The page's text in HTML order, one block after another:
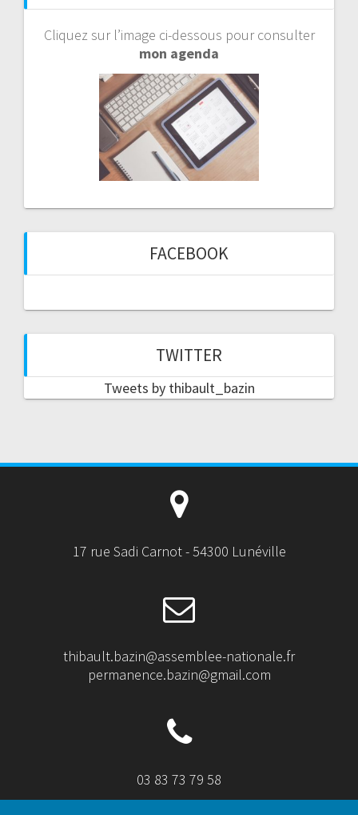
Cliquez sur l’image ci-dessous pour consulter
mon agenda
FACEBOOK
TWITTER
Tweets by thibault_bazin
17 rue Sadi Carnot - 54300 Lunéville
thibault.bazin@assemblee-nationale.fr
permanence.bazin@gmail.com
03 83 73 79 58